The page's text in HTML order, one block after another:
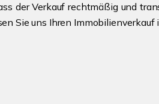
der Verkauf rechtmäßig und
Sie uns Ihren Immobilienverkauf